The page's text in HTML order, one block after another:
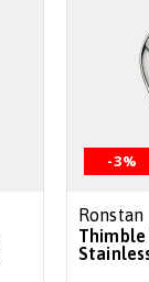
-3%
Ronstan